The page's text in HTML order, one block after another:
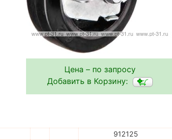
Цена – по запросу
Добавить в Корзину:
912125